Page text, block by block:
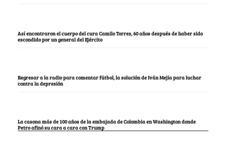
Así encontraron el cuerpo del cura Camilo Torres, 60 años después de haber sido
escondido por un general del Ejército
Regresar a la radio para comentar fútbol, la solución de Iván Mejía para luchar
contra la depresión
La casona más de 100 años de la embajada de Colombia en Washington donde
Petro afinó su cara a cara con Trump